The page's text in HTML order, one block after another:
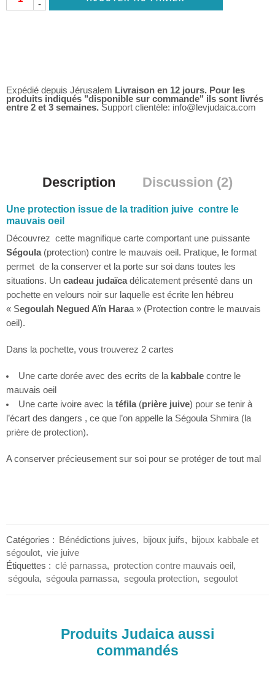
-
Expédié depuis Jérusalem Livraison en 12 jours. Pour les
produits indiqués "disponible sur commande" ils sont livrés
entre 2 et 3 semaines. Support clientèle: info@levjudaica.com
Description Discussion (2)
Une protection issue de la tradition juive contre le
mauvais oeil
Découvrez cette magnifique carte comportant une puissante
Ségoula(protection) contre le mauvais oeil. Pratique, le format
permet de la conserver et la porte sur soi dans toutes les
situations. Un cadeau judaïcadélicatement présenté dans un
pochette en velours noir sur laquelle est écrite len hébreu
« Segoulah Negued Aïn Haraa » (Protection contre le mauvais
oeil).
Dans la pochette, vous trouverez 2 cartes
Une carte dorée avec des ecrits de lakabbalecontre le
mauvais oeil
Une carte ivoire avec la téfila(prière juive) pour se tenir à
l’écart des dangers , ce que l’on appelle la Ségoula Shmira (la
prière de protection).
A conserver précieusement sur soi pour se protéger de tout mal
Catégories : Bénédictions juives, bijoux juifs,
bijoux kabbale et
ségoulot, vie juive
Étiquettes : clé parnassa, protection contre mauvais oeil ,
ségoula, ségoula parnassa, segoula protection, segoulot
Produits Judaica aussi
commandés